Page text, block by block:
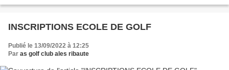
INSCRIPTIONS ECOLE DE GOLF
Publié le 13/09/2022 à 12:25
Par as golf club ales ribaute